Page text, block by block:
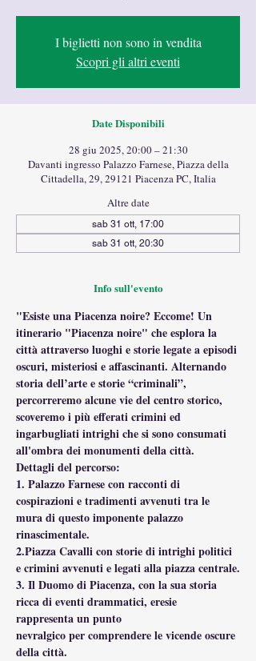
I biglietti non sono in vendita
Scopri gli altri eventi
Date Disponibili
28 giu 2025, 20:00 – 21:30
Davanti ingresso Palazzo Farnese, Piazza della
Cittadella, 29, 29121 Piacenza PC, Italia
Altre date
sab 31 ott, 17:00
sab 31 ott, 20:30
Info sull'evento
"Esiste una Piacenza noire? Eccome! Un
itinerario "Piacenza noire" che esplora la
città attraverso luoghi e storie legate a episodi
oscuri, misteriosi e affascinanti. Alternando
storia dell’arte e storie “criminali”,
percorreremo alcune vie del centro storico,
scoveremo i più efferati crimini ed
ingarbugliati intrighi che si sono consumati
all'ombra dei monumenti della città.
Dettagli del percorso:
1. Palazzo Farnese con racconti di
cospirazioni e tradimenti avvenuti tra le
mura di questo imponente palazzo
rinascimentale.
2.Piazza Cavalli con storie di intrighi politici
e crimini avvenuti e legati alla piazza centrale.
3. Il Duomo di Piacenza, con la sua storia
ricca di eventi drammatici, eresie
rappresenta un punto
nevralgico per comprendere le vicende oscure
della città.